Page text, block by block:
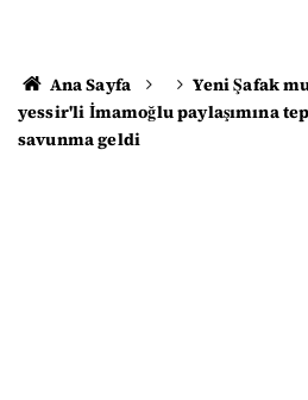
Ana Sayfa
Yeni Şafak
yessir'li İmamoğlu paylaşımına
savunma geldi